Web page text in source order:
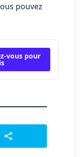
pouvez
vous pour